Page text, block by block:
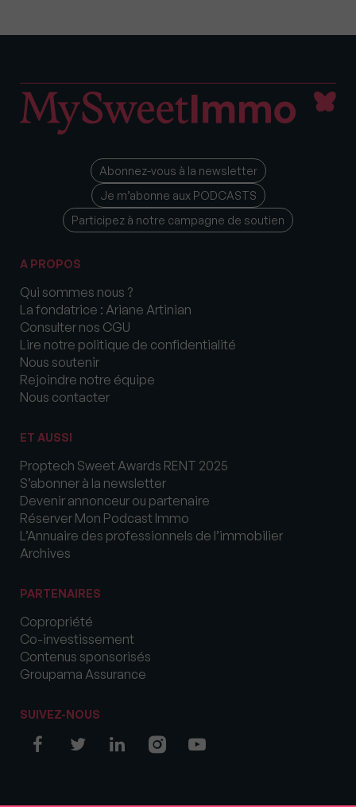
Abonnez-vous à la newsletter
Je m’abonne aux PODCASTS
Participez à notre campagne de soutien
A PROPOS
Qui sommes nous ?
La fondatrice : Ariane Artinian
Consulter nos CGU
Lire notre politique de confidentialité
Nous soutenir
Rejoindre notre équipe
Nous contacter
ET AUSSI
Proptech Sweet Awards RENT 2025
S’abonner à la newsletter
Devenir annonceur ou partenaire
Réserver Mon Podcast Immo
L’Annuaire des professionnels de l’immobilier
Archives
PARTENAIRES
Copropriété
Co-investissement
Contenus sponsorisés
Groupama Assurance
SUIVEZ-NOUS